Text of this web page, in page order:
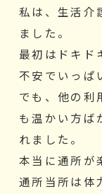
私は、生活介
ました。
最初はドキド
不安でいっぱ
でも、他の利
も温かい方ば
れました。
本当に通所が
通所当所は体